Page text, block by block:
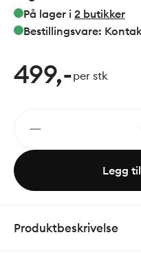
På lager i 2 butikker
Bestillingsvare:
499,-per stk
Legg
Produktbeskrivelse